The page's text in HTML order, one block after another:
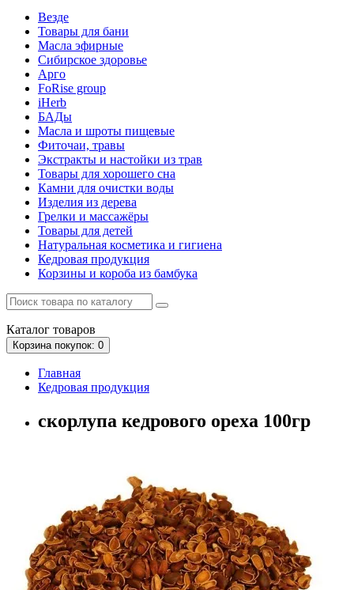
Везде
Товары для бани
Масла эфирные
Сибирское здоровье
Арго
FoRise group
iHerb
БАДы
Масла и шроты пищевые
Фиточаи, травы
Экстракты и настойки из трав
Товары для хорошего сна
Камни для очистки воды
Изделия из дерева
Грелки и массажёры
Товары для детей
Натуральная косметика и гигиена
Кедровая продукция
Корзины и короба из бамбука
Каталог товаров
Корзинапокупок: 0
Главная
Кедровая продукция
скорлупа кедрового ореха 100гр